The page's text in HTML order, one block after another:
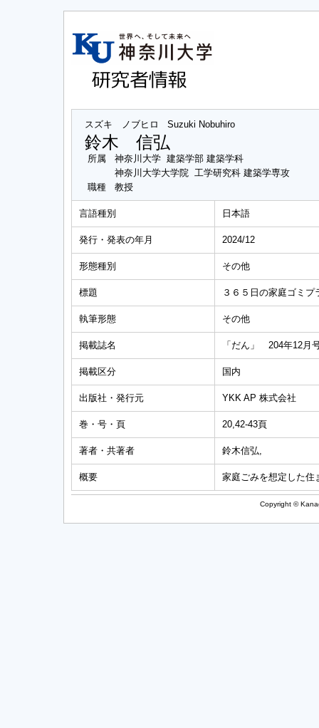
スズキ ノブヒロ Suzuki Nobuhiro
鈴木 信弘
所属
神奈川大学 建築学部 建築学科
神奈川大学大学院 工学研究科 建築学専攻
職種
教授
言語種別 日本語
発行・発表の年月 2024/12
形態種別 その他
標題 ３６５日の家庭ゴミプ
執筆形態 その他
掲載誌名 「だん」 204年12月
掲載区分 国内
出版社・発行元 YKK AP 株式会社
巻・号・頁 20,42-43頁
著者・共著者 鈴木信弘,
概要 家庭ごみを想定した住
Copyright ©